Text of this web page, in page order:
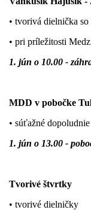
• tvorivá dielnička
• pri príležitosti
1. jún o 10.00 -
MDD v pobočke
• súťažné
1. jún o 13.00 -
Tvorivé štvrtky
• tvorivé dielničky